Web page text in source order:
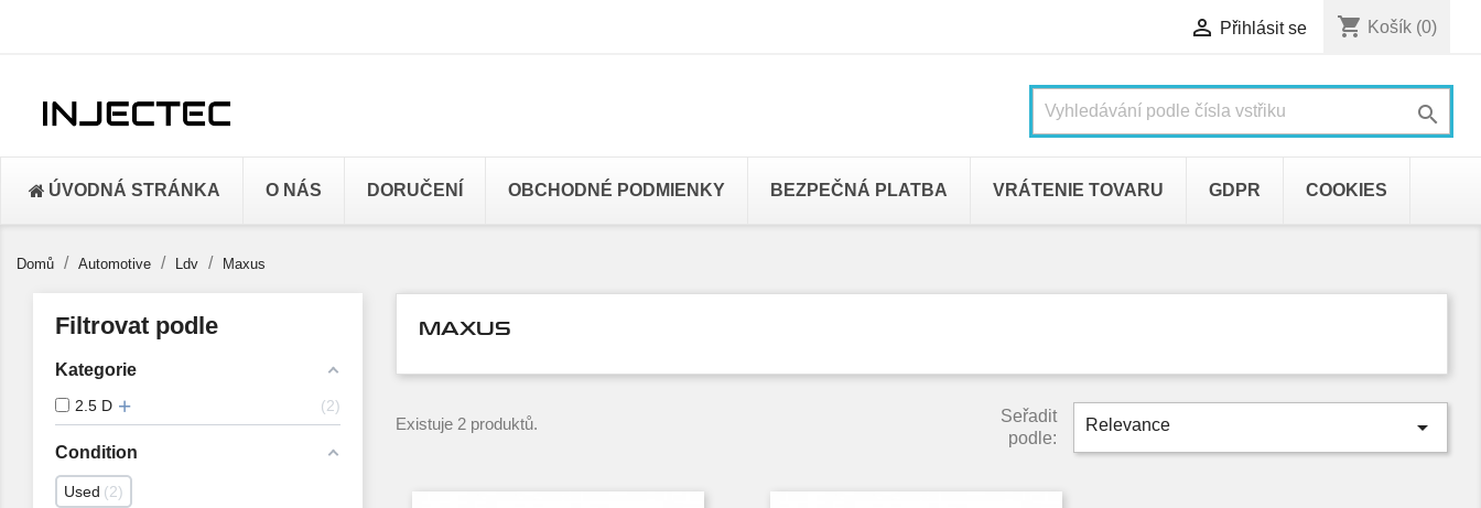
 Přihlásit se shopping_cart Košík (0)

ÚVODNÁ STRÁNKA O NÁS DORUČENÍ OBCHODNÉ PODMIENKY BEZPEČNÁ PLATBA VRÁTENIE TOVARU GDPR COOKIES
Domů Automotive Ldv Maxus
Filtrovat podle
Kategorie
2.5 D 2
Condition
Used 2
MAXUS
Existuje 2 produktů.
Seřadit
podle:
Relevance 